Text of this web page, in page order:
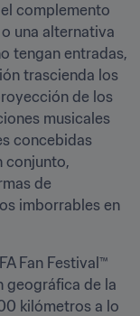
complemento
una alternativa
tengan entradas,
trascienda los
de los
musicales
concebidas
conjunto,
de
imborrables en
Fan Festival™
geográfica de la
kilómetros a lo